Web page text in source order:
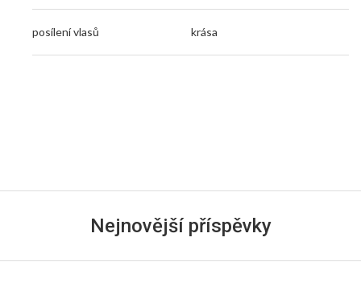
posílení vlasů krása
Nejnovější příspěvky